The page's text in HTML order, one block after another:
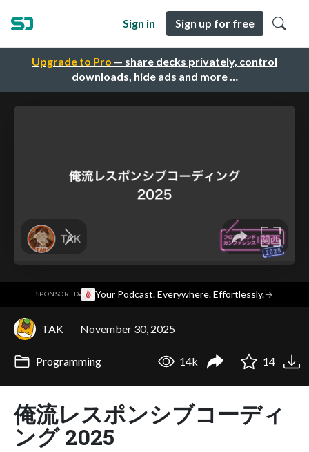
Upgrade to Pro — share decks privately, control
downloads, hide ads and more …
Sign in Sign up for free
SPONSORED· Your Podcast. Everywhere. Effortlessly.→
TAK November 30, 2025
Programming 14k 14
俺流レスポンシブコーディ
ング 2025